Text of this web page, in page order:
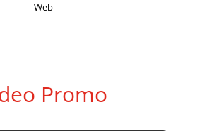
Web
Promo